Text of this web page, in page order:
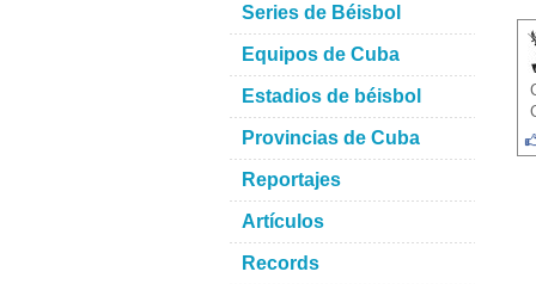
Series de Béisbol
Equipos de Cuba
Estadios de béisbol
Provincias de Cuba
Reportajes
Artículos
Records